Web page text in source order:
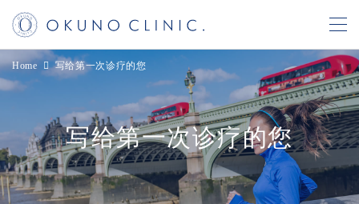
ン
ツ
へ
ス
キ
ビ
シ
ョ
ン
に
写给第一次诊疗的您
Home 写给第一次诊疗的您